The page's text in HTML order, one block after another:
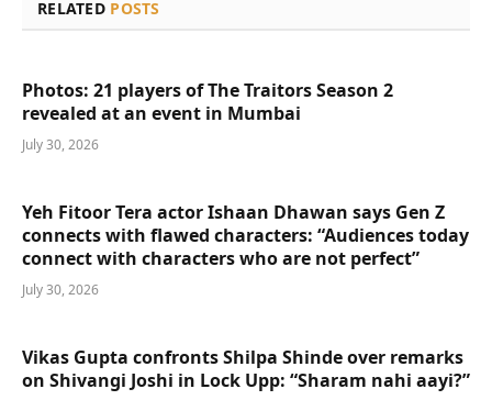
RELATED POSTS
Photos: 21 players of The Traitors Season 2
revealed at an event in Mumbai
July 30, 2026
Yeh Fitoor Tera actor Ishaan Dhawan says Gen Z
connects with flawed characters: “Audiences today
connect with characters who are not perfect”
July 30, 2026
Vikas Gupta confronts Shilpa Shinde over remarks
on Shivangi Joshi in Lock Upp: “Sharam nahi aayi?”